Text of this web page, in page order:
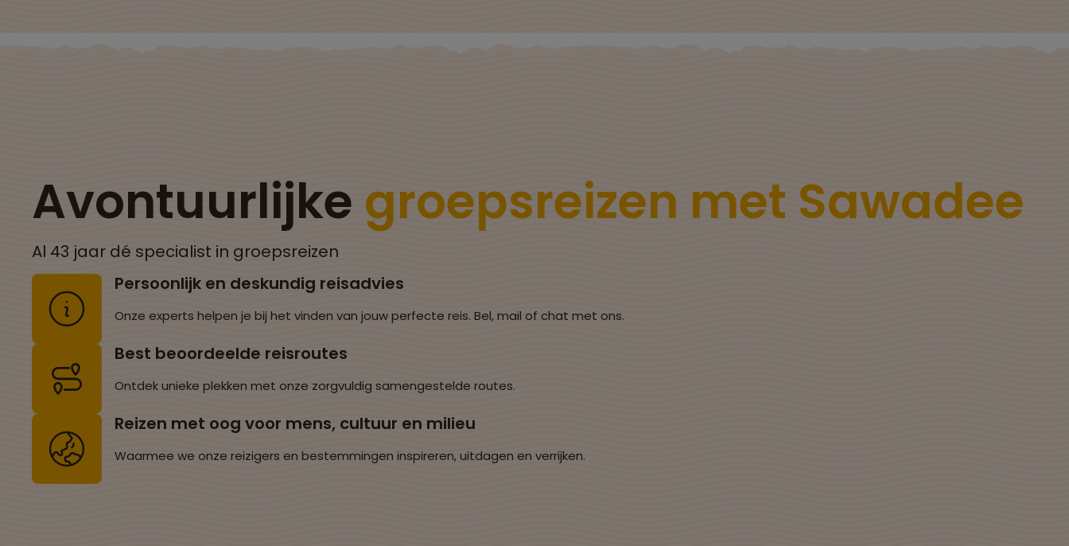
Avontuurlijke groepsreizen met Sawadee
Al 43 jaar dé specialist in groepsreizen
Persoonlijk en deskundig reisadvies
Onze experts helpen je bij het vinden van jouw perfecte reis. Bel, mail of chat met ons.
Best beoordeelde reisroutes
Ontdek unieke plekken met onze zorgvuldig samengestelde routes.
Reizen met oog voor mens, cultuur en milieu
Waarmee we onze reizigers en bestemmingen inspireren, uitdagen en verrijken.